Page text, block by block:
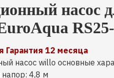
насос
Гарантия 12 месяца
насос willo основные
4,8 м